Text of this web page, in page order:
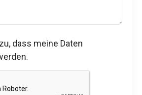
dass meine Daten